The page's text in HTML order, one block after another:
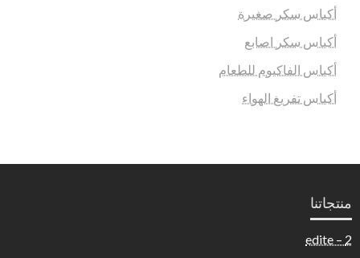
أكياس سكر صغيرة
أكياس سكر اصابع
أكياس الفاكيوم للطعام
أكياس تفريغ الهواء
منتجاتنا
2 – edite